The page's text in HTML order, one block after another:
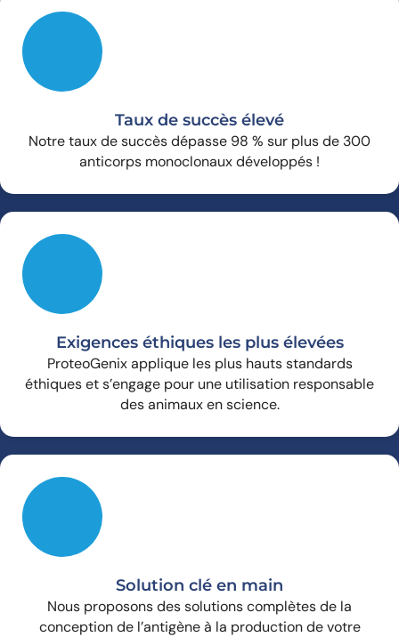
Taux de succès élevé
Notre taux de succès dépasse 98 % sur plus de 300
anticorps monoclonaux développés !
Exigences éthiques les plus élevées
ProteoGenix applique les plus hauts standards
éthiques et s’engage pour une utilisation responsable
des animaux en science.
Solution clé en main
Nous proposons des solutions complètes de la
conception de l’antigène à la production de votre